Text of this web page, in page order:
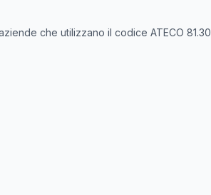
che utilizzano il codice ATECO 81.30
aziende